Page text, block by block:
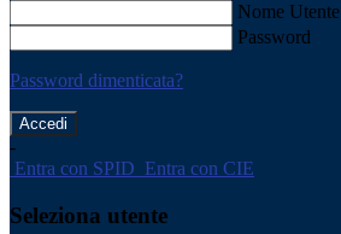
Nome Utente
Password
Password dimenticata?
-
Entra con SPID Entra con CIE
Seleziona utente